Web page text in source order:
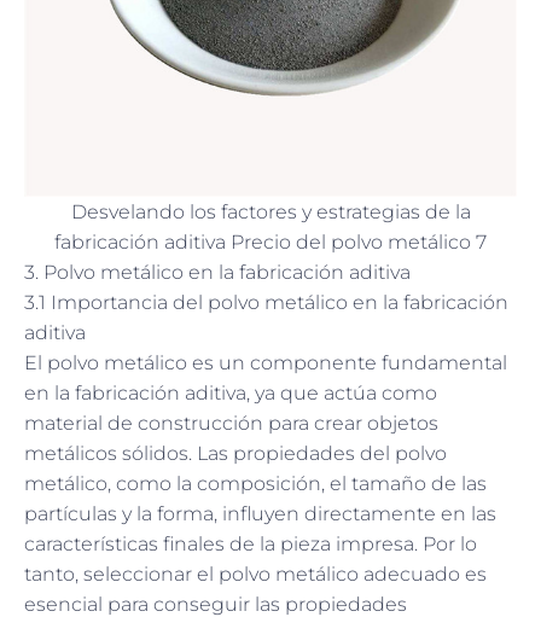
Desvelando los factores y estrategias de la
fabricación aditiva Precio del polvo metálico 7
3. Polvo metálico en la fabricación aditiva
3.1 Importancia del polvo metálico en la fabricación
aditiva
El polvo metálico es un componente fundamental
en la fabricación aditiva, ya que actúa como
material de construcción para crear objetos
metálicos sólidos. Las propiedades del polvo
metálico, como la composición, el tamaño de las
partículas y la forma, influyen directamente en las
características finales de la pieza impresa. Por lo
tanto, seleccionar el polvo metálico adecuado es
esencial para conseguir las propiedades